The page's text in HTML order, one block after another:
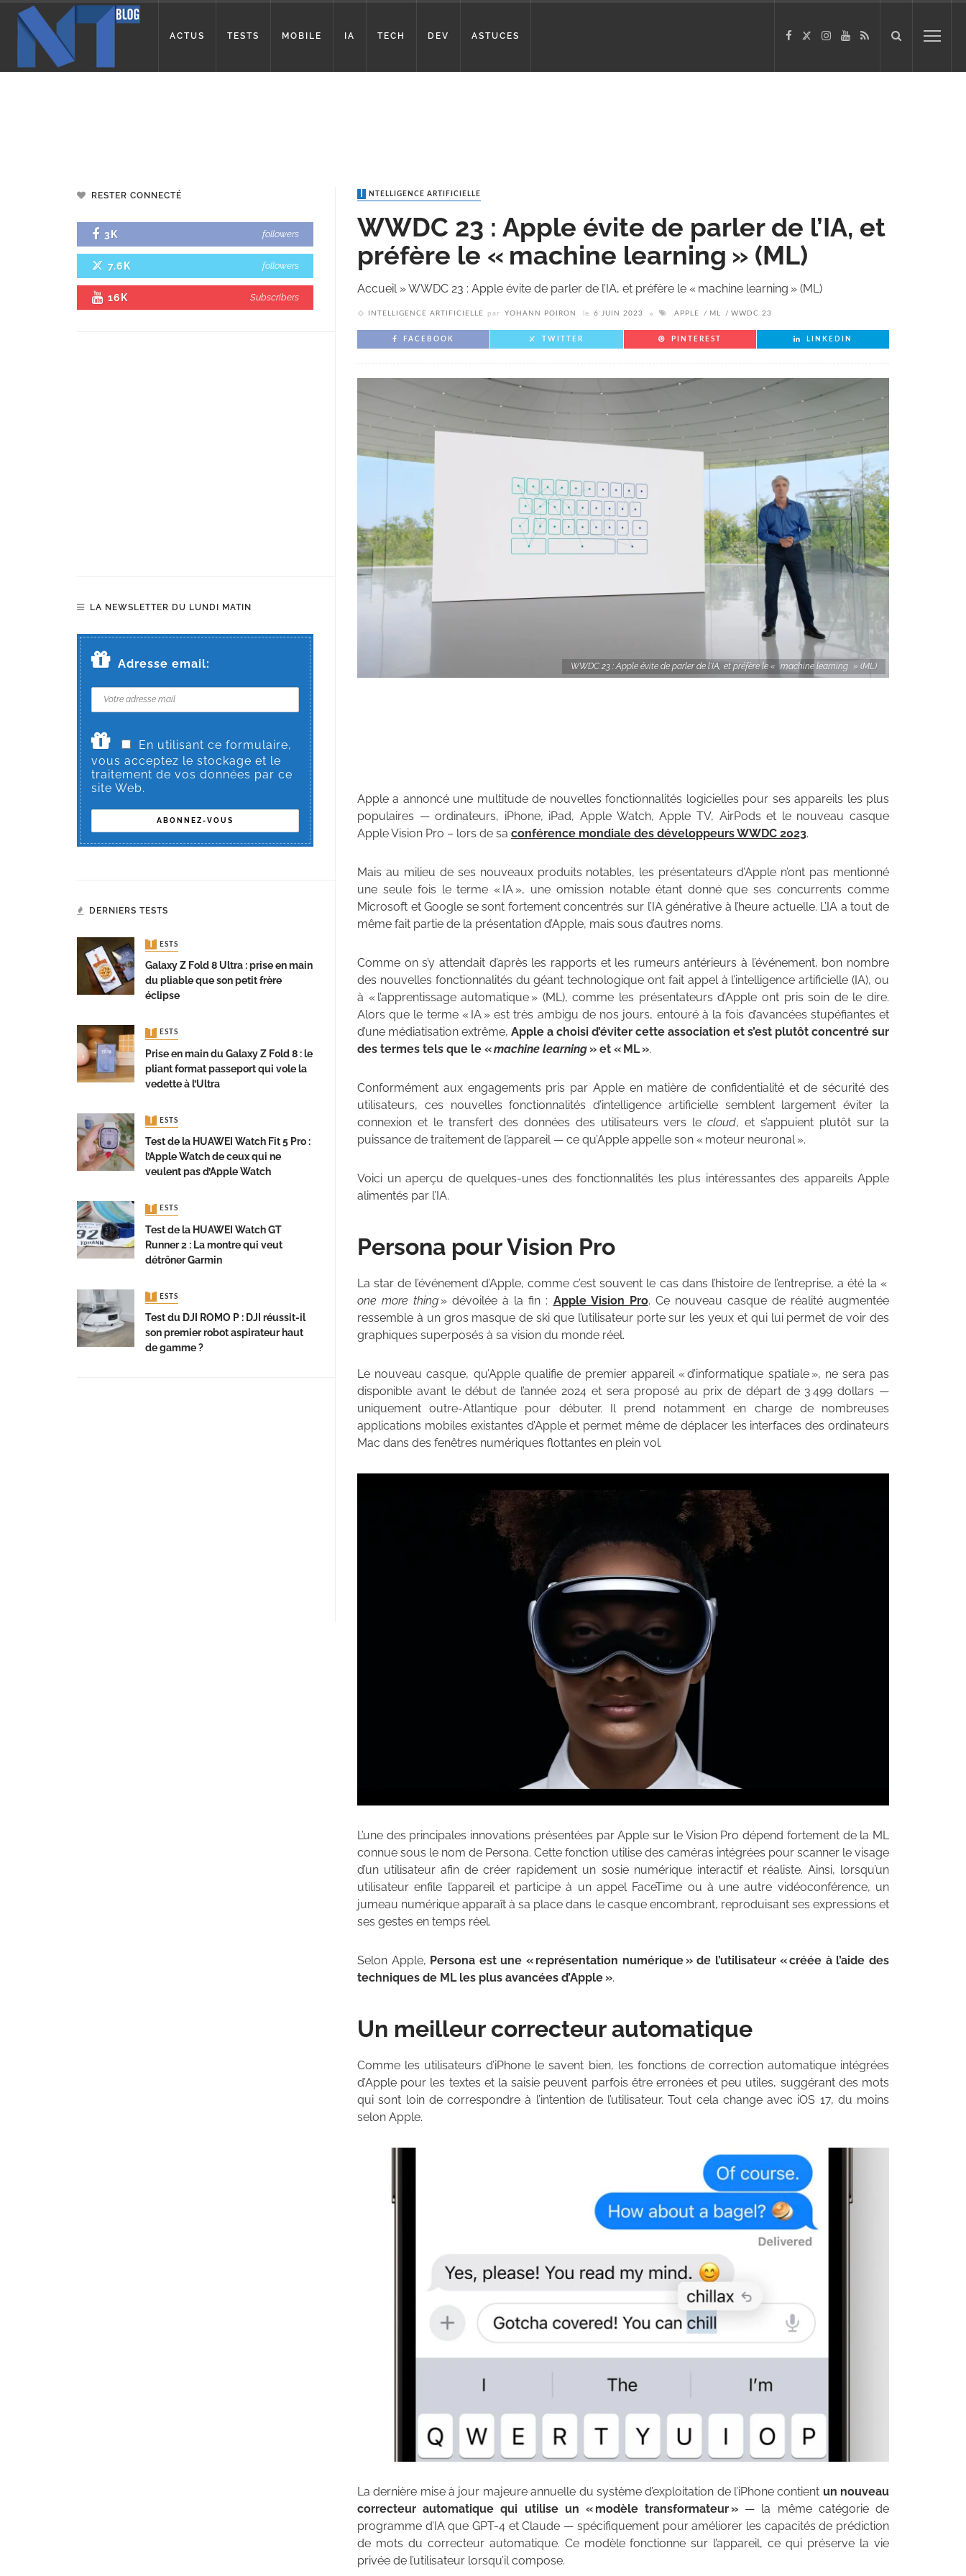
ACTUS TESTS MOBILE IA TECH DEV ASTUCES
INTELLIGENCE ARTIFICIELLE
WWDC 23 : Apple évite de parler de l’IA, et
préfère le « machine learning » (ML)
Accueil»WWDC 23 : Apple évite de parler de l’IA, et préfère le « machine learning » (ML)
INTELLIGENCE ARTIFICIELLE par YOHANN POIRON le 6 JUIN 2023 APPLE ML WWDC 23
FACEBOOK TWITTER PINTEREST LINKEDIN
WWDC 23 : Apple évite de parler de l'IA, et préfère le « machine learning » (ML)
Apple a annoncé une multitude de nouvelles fonctionnalités logicielles pour ses appareils les plus
populaires — ordinateurs, iPhone, iPad, Apple Watch, Apple TV, AirPods et le nouveau casque
Apple Vision Pro – lors de sa conférence mondiale des développeurs WWDC 2023.
Mais au milieu de ses nouveaux produits notables, les présentateurs d’Apple n’ont pas mentionné
une seule fois le terme « IA », une omission notable étant donné que ses concurrents comme
Microsoft et Google se sont fortement concentrés sur l’IA générative à l’heure actuelle. L’IA a tout de
même fait partie de la présentation d’Apple, mais sous d’autres noms.
Comme on s’y attendait d’après les rapports et les rumeurs antérieurs à l’événement, bon nombre
des nouvelles fonctionnalités du géant technologique ont fait appel à l’intelligence artificielle (IA), ou
à « l’apprentissage automatique » (ML), comme les présentateurs d’Apple ont pris soin de le dire.
Alors que le terme « IA » est très ambigu de nos jours, entouré à la fois d’avancées stupéfiantes et
d’une médiatisation extrême, Apple a choisi d’éviter cette association et s’est plutôt concentré sur
des termes tels que le «machine learning » et « ML ».
Conformément aux engagements pris par Apple en matière de confidentialité et de sécurité des
utilisateurs, ces nouvelles fonctionnalités d’intelligence artificielle semblent largement éviter la
connexion et le transfert des données des utilisateurs vers lecloud, et s’appuient plutôt sur la
puissance de traitement de l’appareil — ce qu’Apple appelle son « moteur neuronal ».
Voici un aperçu de quelques-unes des fonctionnalités les plus intéressantes des appareils Apple
alimentés par l’IA.
Persona pour Vision Pro
La star de l’événement d’Apple, comme c’est souvent le cas dans l’histoire de l’entreprise, a été la «
one more thing » dévoilée à la fin : Apple Vision Pro. Ce nouveau casque de réalité augmentée
ressemble à un gros masque de ski que l’utilisateur porte sur les yeux et qui lui permet de voir des
graphiques superposés à sa vision du monde réel.
Le nouveau casque, qu’Apple qualifie de premier appareil « d’informatique spatiale », ne sera pas
disponible avant le début de l’année 2024 et sera proposé au prix de départ de 3 499 dollars —
uniquement outre-Atlantique pour débuter. Il prend notamment en charge de nombreuses
applications mobiles existantes d’Apple et permet même de déplacer les interfaces des ordinateurs
Mac dans des fenêtres numériques flottantes en plein vol.
L’une des principales innovations présentées par Apple sur le Vision Pro dépend fortement de la ML
connue sous le nom de Persona. Cette fonction utilise des caméras intégrées pour scanner le visage
d’un utilisateur afin de créer rapidement un sosie numérique interactif et réaliste. Ainsi, lorsqu’un
utilisateur enfile l’appareil et participe à un appel FaceTime ou à une autre vidéoconférence, un
jumeau numérique apparaît à sa place dans le casque encombrant, reproduisant ses expressions et
ses gestes en temps réel.
Selon Apple, Persona est une « représentation numérique » de l’utilisateur « créée à l’aide des
techniques de ML les plus avancées d’Apple ».
Un meilleur correcteur automatique
Comme les utilisateurs d’iPhone le savent bien, les fonctions de correction automatique intégrées
d’Apple pour les textes et la saisie peuvent parfois être erronées et peu utiles, suggérant des mots
qui sont loin de correspondre à l’intention de l’utilisateur. Tout cela change avec iOS 17, du moins
selon Apple.
La dernière mise à jour majeure annuelle du système d’exploitation de l’iPhone contient un nouveau
correcteur automatique qui utilise un « modèle transformateur » — la même catégorie de
programme d’IA que GPT-4 et Claude — spécifiquement pour améliorer les capacités de prédiction
de mots du correcteur automatique. Ce modèle fonctionne sur l’appareil, ce qui préserve la vie
privée de l’utilisateur lorsqu’il compose.
RESTER CONNECTÉ
3K followers
7.6K followers
16K Subscribers
LA NEWSLETTER DU LUNDI MATIN
Adresse email:
En utilisant ce formulaire,
vous acceptez le stockage et le
traitement de vos données par ce
site Web.
DERNIERS TESTS
TESTS
Galaxy Z Fold 8 Ultra : prise en main
du pliable que son petit frère
éclipse
TESTS
Prise en main du Galaxy Z Fold 8 : le
pliant format passeport qui vole la
vedette à l’Ultra
TESTS
Test de la HUAWEI Watch Fit 5 Pro :
l’Apple Watch de ceux qui ne
veulent pas d’Apple Watch
TESTS
Test de la HUAWEI Watch GT
Runner 2 : La montre qui veut
détrôner Garmin
TESTS
Test du DJI ROMO P : DJI réussit-il
son premier robot aspirateur haut
de gamme ?